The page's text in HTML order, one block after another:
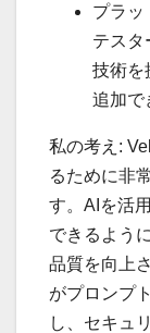
プラッ
テスタ
技術を
追加で
私の考え:
るために非
す。AIを活
できるよう
品質を向上
がプロンプ
し、セキュ